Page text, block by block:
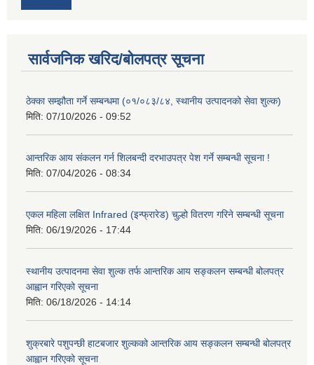
सार्वजनिक खरिद/बोलपत्र सूचना
ठेक्का सम्झौता गर्ने सम्बन्धमा (०१/०८३/८४, स्थानीय उत्पादनको सेवा शुल्क)
मिति: 07/10/2026 - 09:52
आन्तरिक आय संकलन गर्न शिलबन्दी दरभाउपत्र पेश गर्ने सम्बन्धी सूचना !
मिति: 07/04/2026 - 08:34
एकल महिला लक्षित Infrared (इन्फ्रारेड) चुल्हो वितरण गरिने सम्बन्धी सूचना
मिति: 06/19/2026 - 17:44
स्थानीय उत्पादनमा सेवा शुल्क तर्फ आन्तरिक आय सङ्कलन सम्बन्धी बोलपत्र
आह्वान गरिएको सूचना
मिति: 06/18/2026 - 14:14
शुक्रबारे पशुपन्छी हाटबजार शुल्कको आन्तरिक आय सङ्कलन सम्बन्धी बोलपत्र
आह्वान गरिएको सूचना